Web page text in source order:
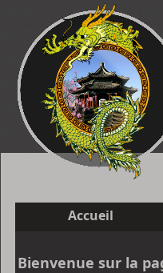
Accueil
Bienvenue sur la